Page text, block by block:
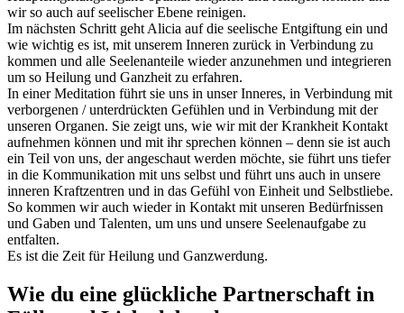
wir so auch auf seelischer Ebene reinigen.
Im nächsten Schritt geht Alicia auf die seelische Entgiftung ein und
wie wichtig es ist, mit unserem Inneren zurück in Verbindung zu
kommen und alle Seelenanteile wieder anzunehmen und integrieren
um so Heilung und Ganzheit zu erfahren.
In einer Meditation führt sie uns in unser Inneres, in Verbindung mit
verborgenen / unterdrückten Gefühlen und in Verbindung mit der
unseren Organen. Sie zeigt uns, wie wir mit der Krankheit Kontakt
aufnehmen können und mit ihr sprechen können – denn sie ist auch
ein Teil von uns, der angeschaut werden möchte, sie führt uns tiefer
in die Kommunikation mit uns selbst und führt uns auch in unsere
inneren Kraftzentren und in das Gefühl von Einheit und Selbstliebe.
So kommen wir auch wieder in Kontakt mit unseren Bedürfnissen
und Gaben und Talenten, um uns und unsere Seelenaufgabe zu
entfalten.
Es ist die Zeit für Heilung und Ganzwerdung.
Wie du eine glückliche Partnerschaft in